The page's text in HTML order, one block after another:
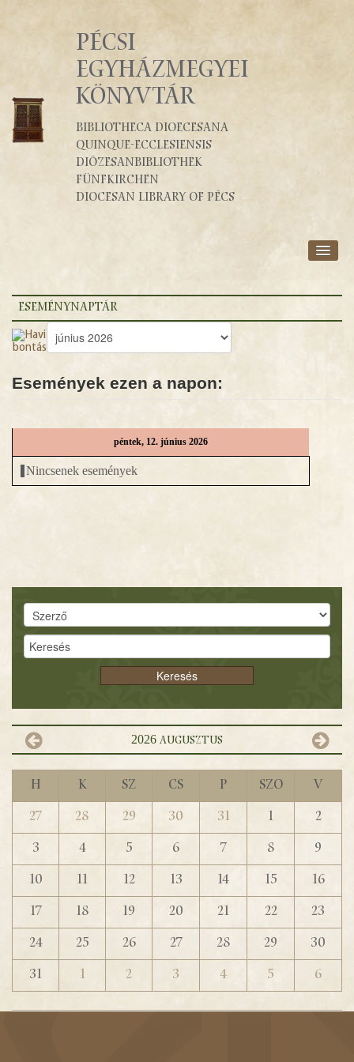
PÉCSI
EGYHÁZMEGYEI
KÖNYVTÁR
Bibliotheca Dioecesana
Quinque-Ecclesiensis
Diözesanbibliothek
Fünfkirchen
Diocesan Library of Pécs
KATALÓGUSOK
BLOG
HÍREK
EGYHÁZMEGYE
ESEMÉNYNAPTÁR
Események ezen a napon:
péntek, 12. június 2026
Nincsenek események
Keresés
2026 augusztus
H K Sz Cs P Szo
V
27
28 29 30 31 1
2
3
4 5 6 7 8
9
10
11 12 13 14 15
16
17
18 19 20 21 22
23
24
25 26 27 28 29
30
31
1 2 3 4 5 6